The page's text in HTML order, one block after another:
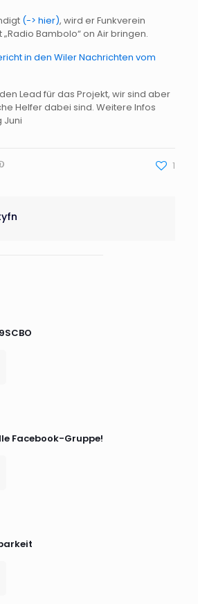
(-> hier), wird er Funkverein
Bambolo“ on Air bringen.
in den Wiler Nachrichten vom
Lead für das Projekt, wir sind aber
Helfer dabei sind. Weitere Infos
Juni
1
Facebook-Gruppe!